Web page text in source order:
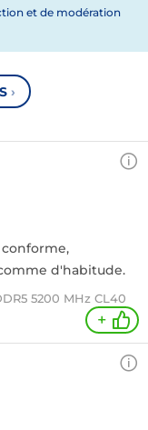
et de modération
›
d'habitude.
5200 MHz CL40
+